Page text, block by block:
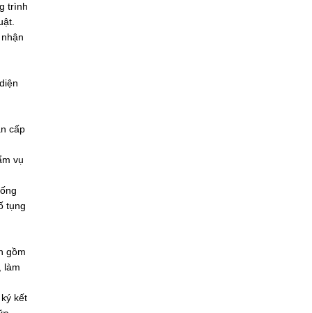
trình
cấp
vụ
tụng
gồm
làm
kết